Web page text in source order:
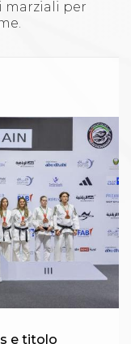
marziali per
e titolo